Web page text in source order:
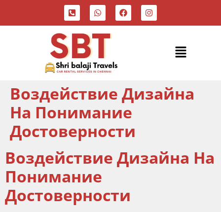
Воздействие Дизайна
На Понимание
Достоверности
Воздействие Дизайна На
Понимание
Достоверности